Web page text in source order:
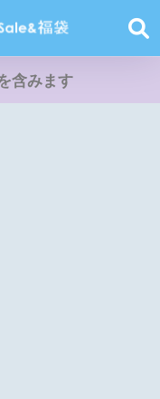
含みます